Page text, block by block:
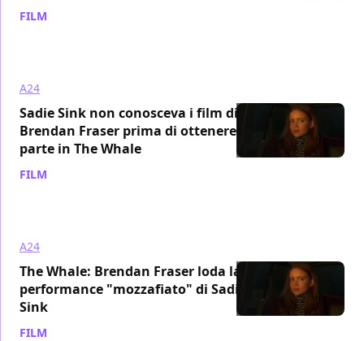
FILM
A24
Sadie Sink non conosceva i film di
Brendan Fraser prima di ottenere la
parte in The Whale
FILM
A24
The Whale: Brendan Fraser loda la
performance "mozzafiato" di Sadie
Sink
FILM